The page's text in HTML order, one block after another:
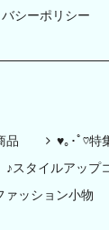
シーポリシー
品 ♥｡･ﾟ♡特
♪スタイルアップ
ァッション小物